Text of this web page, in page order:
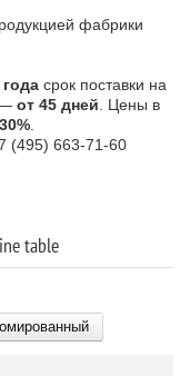
фабрики
срок поставки на
— от 45 дней . Цены в
(495) 663-71-60
table